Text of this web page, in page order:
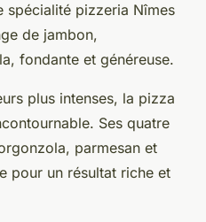
spécialité pizzeria Nîmes
de jambon,
fondante et généreuse.
plus intenses, la pizza
Ses quatre
parmesan et
pour un résultat riche et